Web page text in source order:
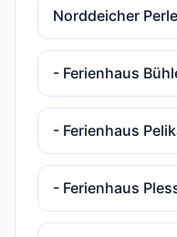
Norddeicher
- Ferienhaus
- Ferienhaus
- Ferienhaus